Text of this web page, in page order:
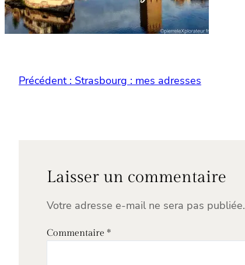
Précédent : Strasbourg : mes adresses
Laisser un commentaire
Votre adresse e-mail ne sera pas publiée.
Commentaire *